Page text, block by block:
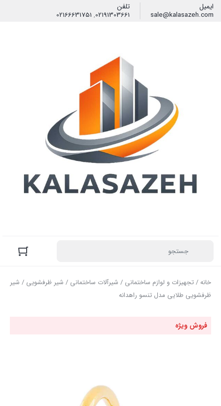
ایمیل
sale@kalasazeh.com
تلفن
02191303661
,
02166631751
خانه/تجهیزات و لوازم ساختمانی / شیرآلات ساختمانی / شیر ظرفشویی / شیر
ظرفشویی طلایی مدل تنسو راهدانه
فروش ویژه